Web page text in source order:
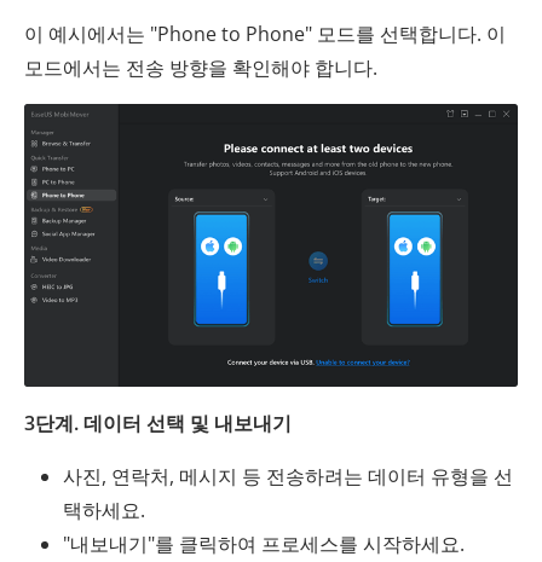
이 예시에서는 "Phone to Phone" 모드를 선택합니다. 이
모드에서는 전송 방향을 확인해야 합니다.
3단계. 데이터 선택 및 내보내기
사진, 연락처, 메시지 등 전송하려는 데이터 유형을 선
택하세요.
"내보내기"를 클릭하여 프로세스를 시작하세요.